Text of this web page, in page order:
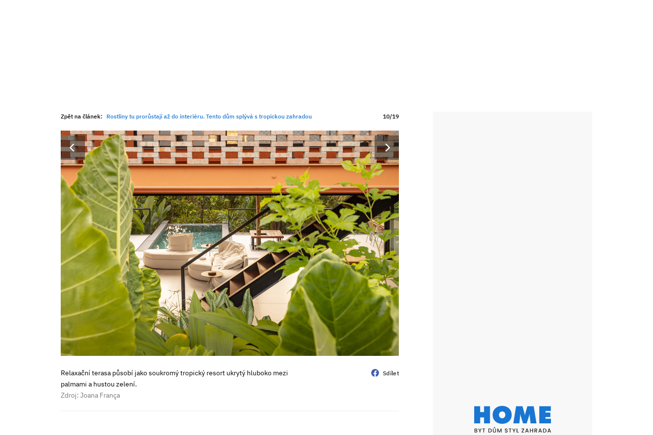
Zpět na článek: Rostliny tu prorůstají až do interiéru. Tento dům splývá s tropickou zahradou 10/19
Relaxační terasa působí jako soukromý tropický resort ukrytý hluboko mezi
palmami a hustou zelení.
Zdroj: Joana França
Sdílet